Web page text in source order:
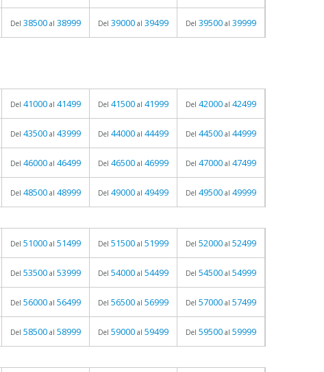
Del 38500 al 38999 Del 39000 al 39499 Del 39500 al 39999
Del 41000 al 41499 Del 41500 al 41999 Del 42000 al 42499
Del 43500 al 43999 Del 44000 al 44499 Del 44500 al 44999
Del 46000 al 46499 Del 46500 al 46999 Del 47000 al 47499
Del 48500 al 48999 Del 49000 al 49499 Del 49500 al 49999
Del 51000 al 51499 Del 51500 al 51999 Del 52000 al 52499
Del 53500 al 53999 Del 54000 al 54499 Del 54500 al 54999
Del 56000 al 56499 Del 56500 al 56999 Del 57000 al 57499
Del 58500 al 58999 Del 59000 al 59499 Del 59500 al 59999